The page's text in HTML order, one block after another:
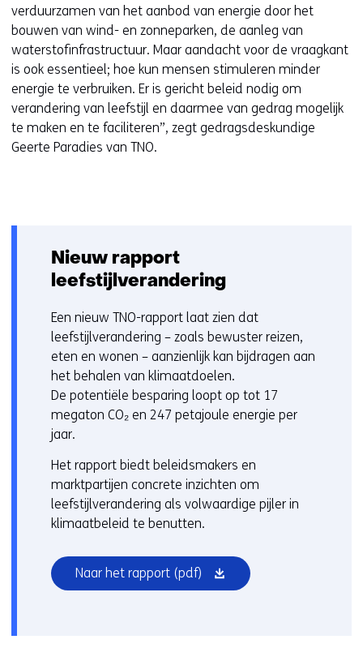
verduurzamen van het aanbod van energie door het
bouwen van wind- en zonneparken, de aanleg van
waterstofinfrastructuur. Maar aandacht voor de vraagkant
is ook essentieel; hoe kun mensen stimuleren minder
energie te verbruiken. Er is gericht beleid nodig om
verandering van leefstijl en daarmee van gedrag mogelijk
te maken en te faciliteren”, zegt gedragsdeskundige
Geerte Paradies van TNO.
Nieuw rapport
leefstijlverandering
Een nieuw TNO-rapport laat zien dat
leefstijlverandering – zoals bewuster reizen,
eten en wonen – aanzienlijk kan bijdragen aan
het behalen van klimaatdoelen.
De potentiële besparing loopt op tot 17
megaton CO₂ en 247 petajoule energie per
jaar.
Het rapport biedt beleidsmakers en
marktpartijen concrete inzichten om
leefstijlverandering als volwaardige pijler in
klimaatbeleid te benutten.
Naar het rapport (pdf) (opent
in